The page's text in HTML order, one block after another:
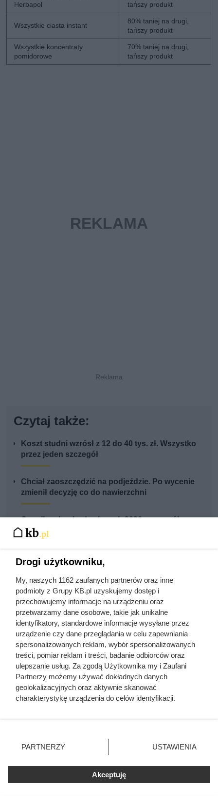
Herbapol
tańszy produkt
Wszystkie ciasta instant
80% taniej na drugi,
tańszy produkt
Wszystkie koncentraty
pomidorowe
70% taniej na drugi,
tańszy produkt
Czytaj także:
Koszt studni wzrósł z 12 do 40 tys. zł. Wszystko
przez jeden szczegół
Chciał zaoszczędzić na podjeździe. Po wycenie
zmienił decyzję co do nawierzchni
Cennik usług budowlanych 2026: szczegółowe
ceny prac
Wycena kostki przekroczyła budżet. Wykonawca
zaproponował o połowę tańszą alternatywę
Strop drewniany jest tańszy od betonowego, ale
ma jedną wadę, którą słychać codziennie
Córki Młynarskiego przerwały milczenie. „Żyliśmy
w strachu”
Drogi użytkowniku,
My, naszych 1162 zaufanych partnerów oraz inne
podmioty z Grupy KB.pl uzyskujemy dostęp i
przechowujemy informacje na urządzeniu oraz
przetwarzamy dane osobowe, takie jak unikalne
identyfikatory, standardowe informacje wysyłane przez
urządzenie czy dane przeglądania w celu zapewniania
spersonalizowanych reklam, wybór spersonalizowanych
treści, pomiar reklam i treści, badanie odbiorców oraz
ulepszanie usług. Za zgodą Użytkownika my i Zaufani
Partnerzy możemy używać dokładnych danych
geolokalizacyjnych oraz aktywnie skanować
charakterystykę urządzenia do celów identyfikacji.
zmienić/wycofać klikając przycisk ustawień prywatności
znajdujący się w lewym dolnym rogu strony. Niektóre
użytkownika, ale masz prawo sprzeciwić się takiemu
przetwarzaniu. Preferencje będą miały zastosowania tylko
PARTNERZY USTAWIENIA
Akceptuję